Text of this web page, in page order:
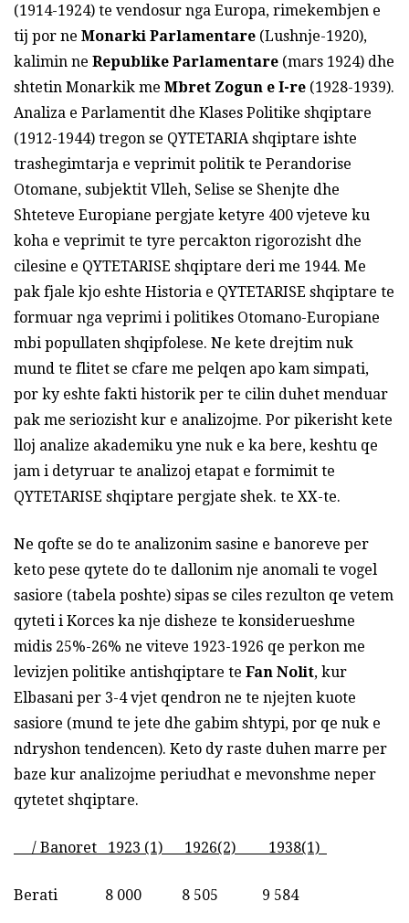
(1914-1924) te vendosur nga Europa, rimekembjen e
tij por ne Monarki Parlamentare (Lushnje-1920),
kalimin ne Republike Parlamentare (mars 1924) dhe
shtetin Monarkik me Mbret Zogun e I-re (1928-1939).
Analiza e Parlamentit dhe Klases Politike shqiptare
(1912-1944) tregon se QYTETARIA shqiptare ishte
trashegimtarja e veprimit politik te Perandorise
Otomane, subjektit Vlleh, Selise se Shenjte dhe
Shteteve Europiane pergjate ketyre 400 vjeteve ku
koha e veprimit te tyre percakton rigorozisht dhe
cilesine e QYTETARISE shqiptare deri me 1944. Me
pak fjale kjo eshte Historia e QYTETARISE shqiptare te
formuar nga veprimi i politikes Otomano-Europiane
mbi popullaten shqipfolese. Ne kete drejtim nuk
mund te flitet se cfare me pelqen apo kam simpati,
por ky eshte fakti historik per te cilin duhet menduar
pak me seriozisht kur e analizojme. Por pikerisht kete
lloj analize akademiku yne nuk e ka bere, keshtu qe
jam i detyruar te analizoj etapat e formimit te
QYTETARISE shqiptare pergjate shek. te XX-te.
Ne qofte se do te analizonim sasine e banoreve per
keto pese qytete do te dallonim nje anomali te vogel
sasiore (tabela poshte) sipas se ciles rezulton qe vetem
qyteti i Korces ka nje disheze te konsiderueshme
midis 25%-26% ne viteve 1923-1926 qe perkon me
levizjen politike antishqiptare te Fan Nolit, kur
Elbasani per 3-4 vjet qendron ne te njejten kuote
sasiore (mund te jete dhe gabim shtypi, por qe nuk e
ndryshon tendencen). Keto dy raste duhen marre per
baze kur analizojme periudhat e mevonshme neper
qytetet shqiptare.
/ Banoret 1923 (1) 1926(2) 1938(1)
Berati 8 000 8 505 9 584